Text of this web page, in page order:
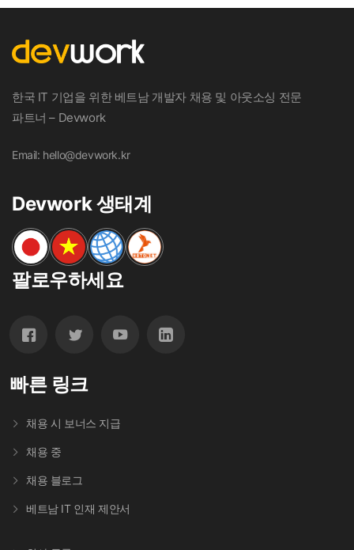
한국 IT 기업을 위한 베트남 개발자 채용 및 아웃소싱 전문
파트너 – Devwork
Email: hello@devwork.kr
Devwork 생태계
팔로우하세요
빠른 링크
채용 시 보너스 지급
채용 중
채용 블로그
베트남 IT 인재 제안서